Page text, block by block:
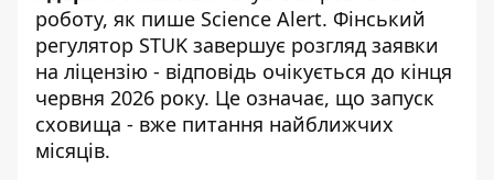
роботу, як пише Science Alert. Фінський
регулятор STUK завершує розгляд заявки
на ліцензію - відповідь очікується до кінця
червня 2026 року. Це означає, що запуск
сховища - вже питання найближчих
місяців.